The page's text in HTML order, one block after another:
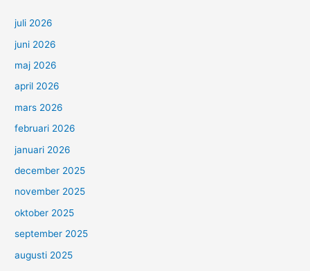
juli 2026
juni 2026
maj 2026
april 2026
mars 2026
februari 2026
januari 2026
december 2025
november 2025
oktober 2025
september 2025
augusti 2025